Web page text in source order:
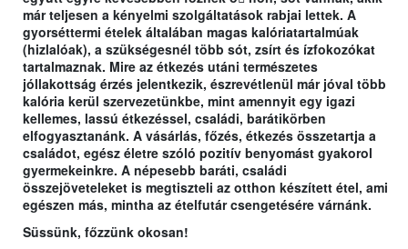
már teljesen a kényelmi szolgáltatások rabjai lettek. A
gyorséttermi ételek általában magas kalóriatartalmúak
(hizlalóak), a szükségesnél több sót, zsírt és ízfokozókat
tartalmaznak. Mire az étkezés utáni természetes
jóllakottság érzés jelentkezik, észrevétlenül már jóval több
kalória kerül szervezetünkbe, mint amennyit egy igazi
kellemes, lassú étkezéssel, családi, barátikörben
elfogyasztanánk. A vásárlás, főzés, étkezés összetartja a
családot, egész életre szóló pozitív benyomást gyakorol
gyermekeinkre. A népesebb baráti, családi
összejöveteleket is megtiszteli az otthon készített étel, ami
egészen más, mintha az ételfutár csengetésére várnánk.
Süssünk, főzzünk okosan!